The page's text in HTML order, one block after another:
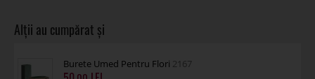
Burete Umed Pentru Flori 2167